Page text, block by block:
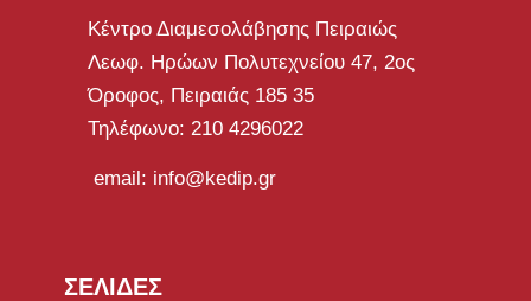
Κέντρο Διαμεσολάβησης Πειραιώς
Λεωφ. Ηρώων Πολυτεχνείου 47, 2ος
Όροφος, Πειραιάς 185 35
Τηλέφωνο: 210 4296022
email: info@kedip.gr
ΣΕΛΙΔΕΣ